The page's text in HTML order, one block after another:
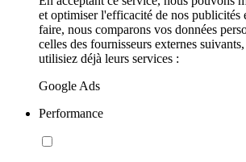
et optimiser l'efficacité de nos publicités
faire, nous comparons vos données
celles des fournisseurs externes
utilisiez déjà leurs services :
Google Ads
Performance